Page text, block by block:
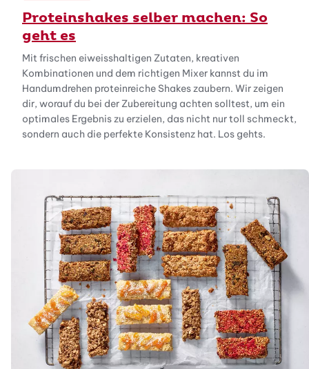
Proteinshakes selber machen: So
geht es
Mit frischen eiweisshaltigen Zutaten, kreativen
Kombinationen und dem richtigen Mixer kannst du im
Handumdrehen proteinreiche Shakes zaubern. Wir zeigen
dir, worauf du bei der Zubereitung achten solltest, um ein
optimales Ergebnis zu erzielen, das nicht nur toll schmeckt,
sondern auch die perfekte Konsistenz hat. Los gehts.